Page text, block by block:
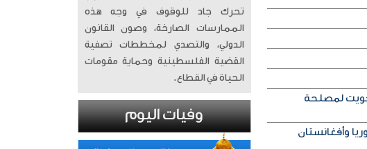
لمصلحة
تحرك جاد للوقوف في وجه هذه
الممارسات الصارخة، وصون القانون
الدولي، والتصدي لمخططات تصفية
القضية الفلسطينية وحماية مقومات
الحياة في القطاع.